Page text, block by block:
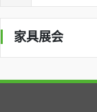
家具展会